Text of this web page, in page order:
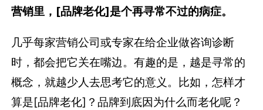
营销里，[品牌老化]是个再寻常不过的病症。
几乎每家营销公司或专家在给企业做咨询诊断
时，都会把它关在嘴边。有趣的是，越是寻常的
概念，就越少人去思考它的意义。比如，怎样才
算是[品牌老化]？品牌到底因为什么而老化呢？